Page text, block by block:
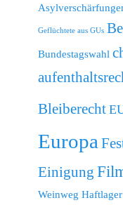
Geflüchtete aus GUs
Bundestagswahl
Bleiberecht
Europa
Einigung
Weinweg